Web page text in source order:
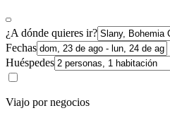
¿A dónde quieres ir?
Fechas
Huéspedes
Viajo por negocios